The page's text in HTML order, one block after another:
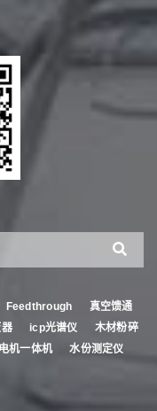
Feedthrough
真空馈通
icp光谱仪
木材粉碎
机一体机
水份测定仪